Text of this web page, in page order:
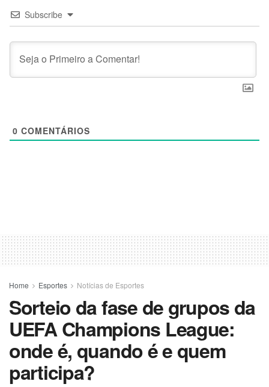
Subscribe
0 COMENTÁRIOS
Home Esportes Notícias de Esportes
Sorteio da fase de grupos da
UEFA Champions League:
onde é, quando é e quem
participa?